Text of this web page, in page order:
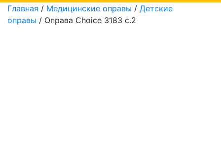
Главная / Медицинские оправы / Детские
оправы / Оправа Choice 3183 с.2